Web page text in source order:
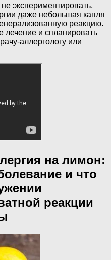
экспериментировать,
даже небольшая капля
реакцию.
и спланировать
аллергологу или
на лимон:
и что
реакции